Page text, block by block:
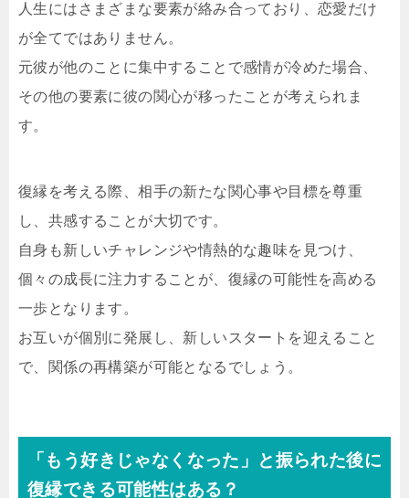
人生にはさまざまな要素が絡み合っており、恋愛だけ
が全てではありません。
元彼が他のことに集中することで感情が冷めた場合、
その他の要素に彼の関心が移ったことが考えられま
す。
復縁を考える際、相手の新たな関心事や目標を尊重
し、共感することが大切です。
自身も新しいチャレンジや情熱的な趣味を見つけ、
個々の成長に注力することが、復縁の可能性を高める
一歩となります。
お互いが個別に発展し、新しいスタートを迎えること
で、関係の再構築が可能となるでしょう。
「もう好きじゃなくなった」と振られた後に
復縁できる可能性はある？